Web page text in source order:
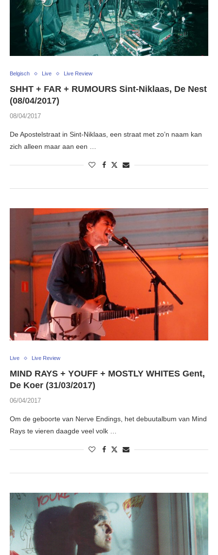
Belgisch Live Live Review
SHHT + FAR + RUMOURS Sint-Niklaas, De Nest
(08/04/2017)
08/04/2017
De Apostelstraat in Sint-Niklaas, een straat met zo’n naam kan
zich alleen maar aan een …
Live Live Review
MIND RAYS + YOUFF + MOSTLY WHITES Gent,
De Koer (31/03/2017)
06/04/2017
Om de geboorte van Nerve Endings, het debuutalbum van Mind
Rays te vieren daagde veel volk …